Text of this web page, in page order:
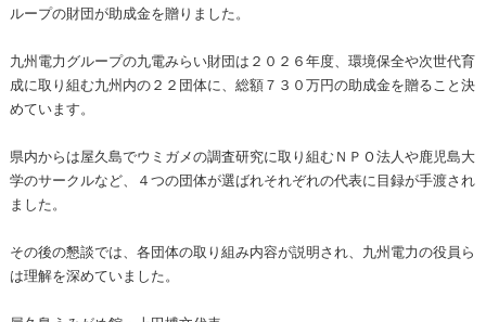
ループの財団が助成金を贈りました。
九州電力グループの九電みらい財団は２０２６年度、環境保全や次世代育
成に取り組む九州内の２２団体に、総額７３０万円の助成金を贈ること決
めています。
県内からは屋久島でウミガメの調査研究に取り組むＮＰＯ法人や鹿児島大
学のサークルなど、４つの団体が選ばれそれぞれの代表に目録が手渡され
ました。
その後の懇談では、各団体の取り組み内容が説明され、九州電力の役員ら
は理解を深めていました。